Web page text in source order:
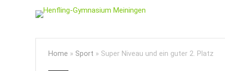
Home » Sport » Super Niveau und ein guter 2. Platz